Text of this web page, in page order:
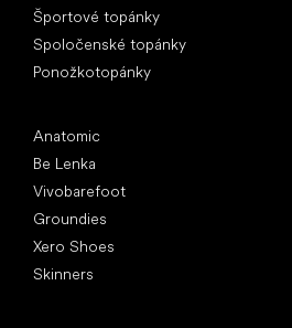
Športové topánky
Spoločenské topánky
Ponožkotopánky
Anatomic
Be Lenka
Vivobarefoot
Groundies
Xero Shoes
Skinners